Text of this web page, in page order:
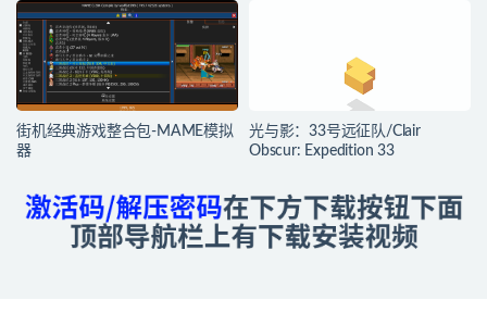
街机经典游戏整合包-MAME模拟
器
光与影：33号远征队/Clair
Obscur: Expedition 33